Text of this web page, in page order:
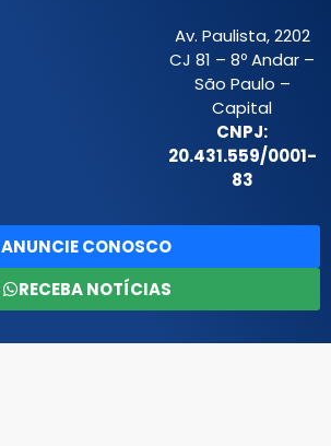
Av. Paulista, 2202
CJ 81 – 8º Andar –
São Paulo –
Capital
CNPJ:
20.431.559/0001-
83
ANUNCIE CONOSCO
RECEBA NOTÍCIAS